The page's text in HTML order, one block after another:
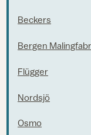
Beckers
Bergen
Flügger
Nordsjö
Osmo